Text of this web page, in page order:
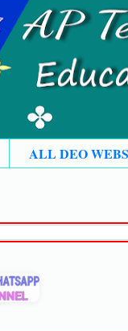
ALL DEO